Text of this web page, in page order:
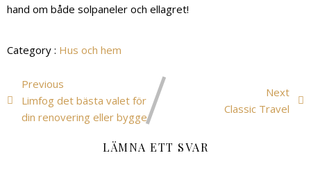
hand om både solpaneler och ellagret!
Category : Hus och hem
Previous
Limfog det bästa valet för
din renovering eller bygge
Next
Classic Travel
LÄMNA ETT SVAR